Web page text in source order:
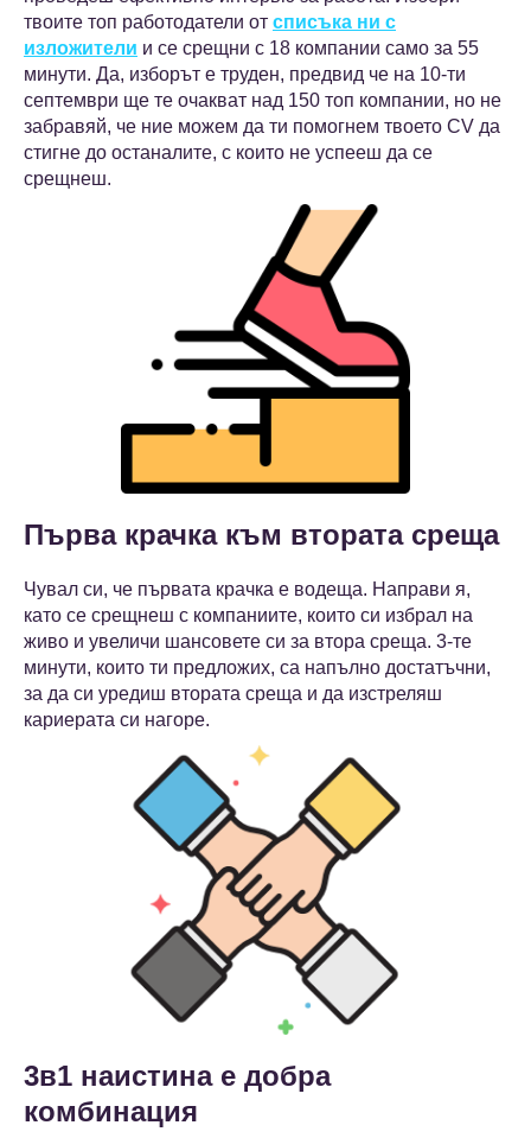
твоите топ работодатели от списъка ни с
изложители и се срещни с 18 компании само за 55
минути. Да, изборът е труден, предвид че на 10-ти
септември ще те очакват над 150 топ компании, но не
забравяй, че ние можем да ти помогнем твоето CV да
стигне до останалите, с които не успееш да се
срещнеш.
Първа крачка към втората среща
Чувал си, че първата крачка е водеща. Направи я,
като се срещнеш с компаниите, които си избрал на
живо и увеличи шансовете си за втора среща. 3-те
минути, които ти предложих, са напълно достатъчни,
за да си уредиш втората среща и да изстреляш
кариерата си нагоре.
3в1 наистина е добра
комбинация